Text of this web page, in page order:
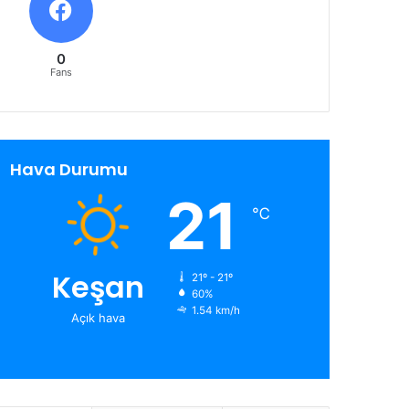
0
Fans
Hava Durumu
Keşan
Açık hava
21 ℃
21º - 21º
60%
1.54 km/h